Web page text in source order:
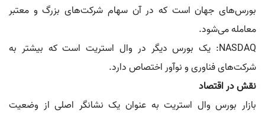
بورس‌های جهان است که در آن سهام شرکت‌های بزرگ و معتبر
معامله می‌شود.
NASDAQ: یک بورس دیگر در وال استریت است که بیشتر به
شرکت‌های فناوری و نوآور اختصاص دارد.
نقش در اقتصاد
بازار بورس وال استریت به عنوان یک نشانگر اصلی از وضعیت